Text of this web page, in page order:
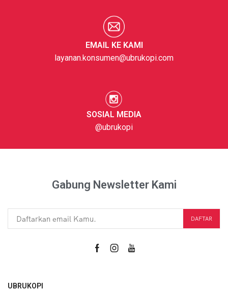
EMAIL KE KAMI
layanan.konsumen@ubrukopi.com
SOSIAL MEDIA
@ubrukopi
Gabung Newsletter Kami
UBRUKOPI